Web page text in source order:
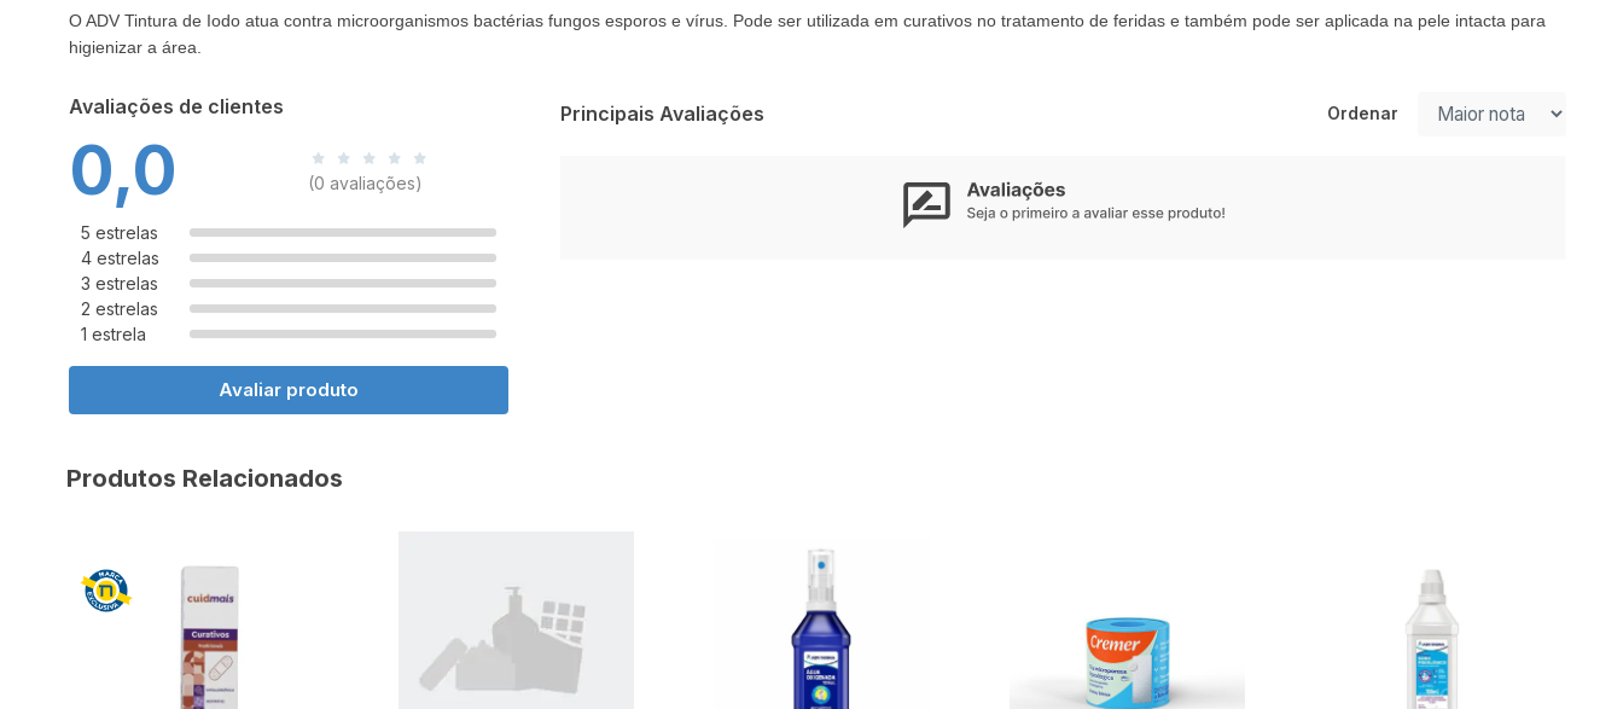
O ADV Tintura de Iodo atua contra microorganismos bactérias fungos esporos e vírus. Pode ser utilizada em curativos no tratamento de feridas e também pode ser aplicada na pele intacta para
higienizar a área.
Avaliações de clientes
0,0 (0 avaliações)
5 estrelas
4 estrelas
3 estrelas
2 estrelas
1 estrela
Avaliar produto
Principais Avaliações Ordenar
Produtos Relacionados